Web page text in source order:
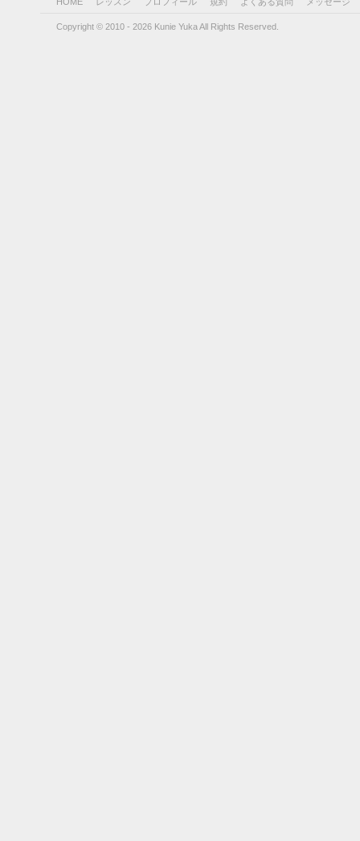
Copyright © 2010 - 2026 Kunie Yuka All Rights Reserved.